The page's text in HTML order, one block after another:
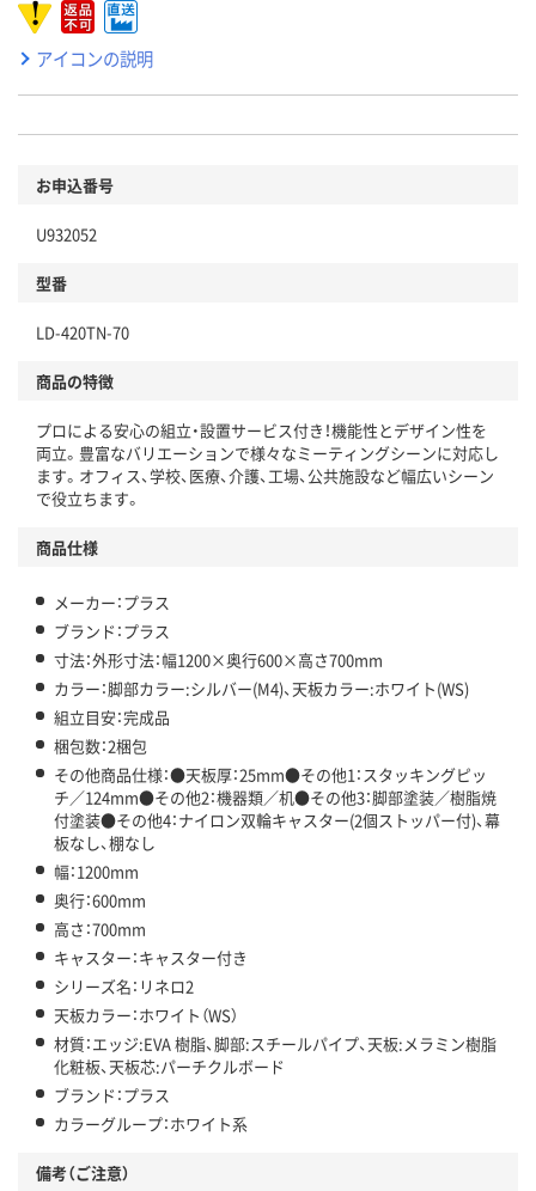
アイコンの説明
お申込番号
U932052
型番
LD-420TN-70
商品の特徴
プロによる安心の組立・設置サービス付き！機能性とデザイン性を
両立。豊富なバリエーションで様々なミーティングシーンに対応し
ます。オフィス、学校、医療、介護、工場、公共施設など幅広いシーン
で役立ちます。
商品仕様
メーカー：プラス
ブランド：プラス
寸法：外形寸法：幅1200×奥行600×高さ700mm
カラー：脚部カラー:シルバー(M4)、天板カラー:ホワイト(WS)
組立目安：完成品
梱包数：2梱包
その他商品仕様：●天板厚：25mm●その他1：スタッキングピッ
チ／124mm●その他2：機器類／机●その他3：脚部塗装／樹脂焼
付塗装●その他4：ナイロン双輪キャスター(2個ストッパー付)、幕
板なし、棚なし
幅：1200mm
奥行：600mm
高さ：700mm
キャスター：キャスター付き
シリーズ名：リネロ2
天板カラー：ホワイト（WS）
材質：エッジ:EVA 樹脂、脚部:スチールパイプ、天板:メラミン樹脂
化粧板、天板芯:パーチクルボード
ブランド：プラス
カラーグループ：ホワイト系
備考（ご注意）